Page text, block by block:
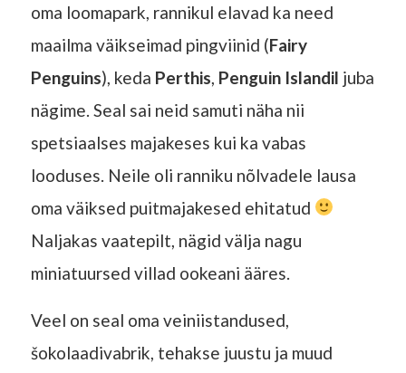
oma loomapark, rannikul elavad ka need
maailma väikseimad pingviinid (Fairy
Penguins), keda Perthis Penguin Islandil juba
nägime. Seal sai neid samuti näha nii
spetsiaalses majakeses kui ka vabas
looduses. Neile oli ranniku nõlvadele lausa
oma väiksed puitmajakesed ehitatud
Naljakas vaatepilt, nägid välja nagu
miniatuursed villad ookeani ääres.
Veel on seal oma veiniistandused,
šokolaadivabrik, tehakse juustu ja muud